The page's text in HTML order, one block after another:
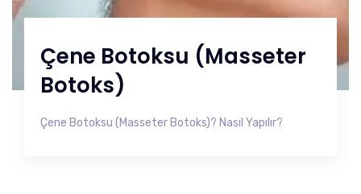
Çene Botoksu (Masseter
Botoks)
Çene Botoksu (Masseter Botoks)? Nasıl Yapılır?